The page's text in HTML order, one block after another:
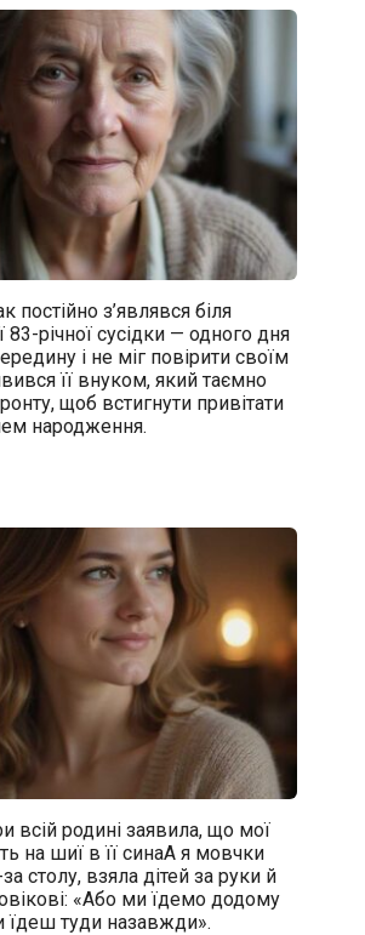
з’являвся біля
річної сусідки — одного дня
і не міг повірити своїм
її внуком, який таємно
щоб встигнути привітати
народження.
всій родині заявила, що мої
на шиї в її синаА я мовчки
столу, взяла дітей за руки й
«Або ми їдемо додому
їдеш туди назавжди».